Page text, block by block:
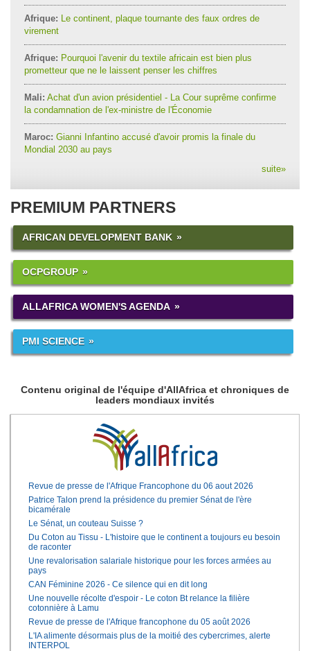
Afrique: Le continent, plaque tournante des faux ordres de
virement
Afrique: Pourquoi l'avenir du textile africain est bien plus
prometteur que ne le laissent penser les chiffres
Mali: Achat d'un avion présidentiel - La Cour suprême confirme
la condamnation de l'ex-ministre de l'Économie
Maroc: Gianni Infantino accusé d'avoir promis la finale du
Mondial 2030 au pays
suite»
PREMIUM PARTNERS
AFRICAN DEVELOPMENT BANK
OCPGROUP
ALLAFRICA WOMEN'S AGENDA
PMI SCIENCE
Contenu original de l'équipe d'AllAfrica et chroniques de
leaders mondiaux invités
Revue de presse de l'Afrique Francophone du 06 aout 2026
Patrice Talon prend la présidence du premier Sénat de l'ère
bicamérale
Le Sénat, un couteau Suisse ?
Du Coton au Tissu - L'histoire que le continent a toujours eu besoin
de raconter
Une revalorisation salariale historique pour les forces armées au
pays
CAN Féminine 2026 - Ce silence qui en dit long
Une nouvelle récolte d'espoir - Le coton Bt relance la filière
cotonnière à Lamu
Revue de presse de l'Afrique francophone du 05 août 2026
L'IA alimente désormais plus de la moitié des cybercrimes, alerte
INTERPOL